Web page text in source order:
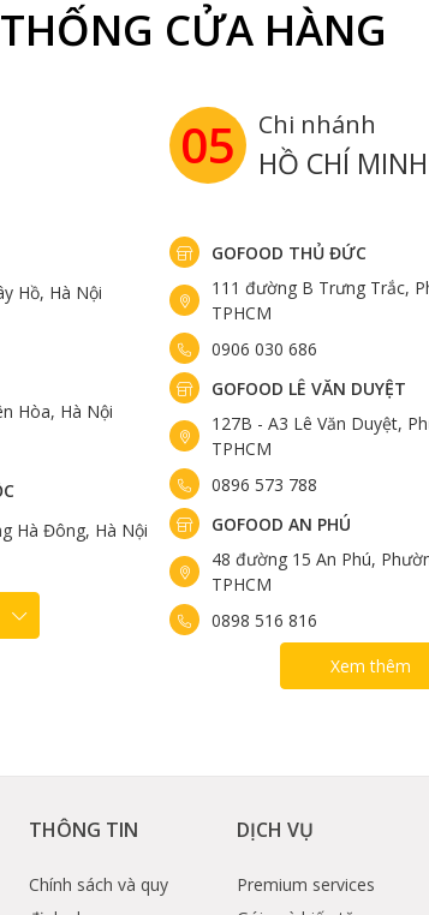
CỬA HÀNG
Hồ, Hà Nội
Hòa, Hà Nội
Hà Đông, Hà Nội
05 Chi nhánh
HỒ CHÍ MINH
GOFOOD THỦ ĐỨC
111 đường B Trưng Trắc,
TPHCM
0906 030 686
GOFOOD LÊ VĂN DUYỆT
127B - A3 Lê Văn Duyệt,
TPHCM
0896 573 788
GOFOOD AN PHÚ
48 đường 15 An Phú,
TPHCM
0898 516 816
Xem thêm
THÔNG TIN
Chính sách và quy
DỊCH VỤ
Premium services